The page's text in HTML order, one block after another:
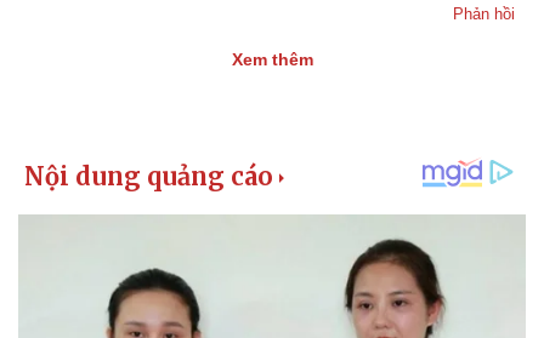
Thể thao
Lịch thi đấu bóng đá
Thế giới thể thao
Ô tô - Xe máy
Xe máy
Tư vấn
Phản hồi
Xem thêm